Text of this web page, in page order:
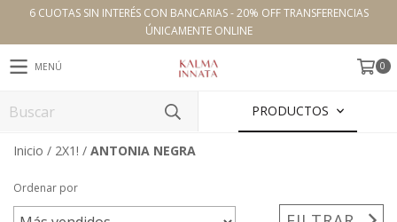
6 CUOTAS SIN INTERÉS CON BANCARIAS - 20% OFF TRANSFERENCIAS
ÚNICAMENTE ONLINE
MENÚ 0
PRODUCTOS
Inicio / 2X1! / ANTONIA NEGRA
Ordenar por